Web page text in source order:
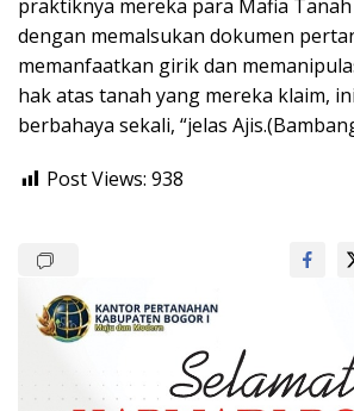
praktiknya mereka para Mafia
dengan memalsukan dokumen
memanfaatkan girik dan
hak atas tanah yang mereka klaim,
berbahaya sekali, “jelas
Post Views: 938